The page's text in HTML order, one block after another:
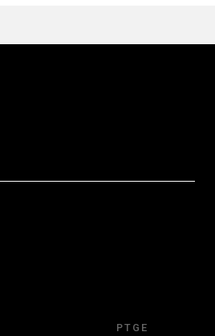
PTGE